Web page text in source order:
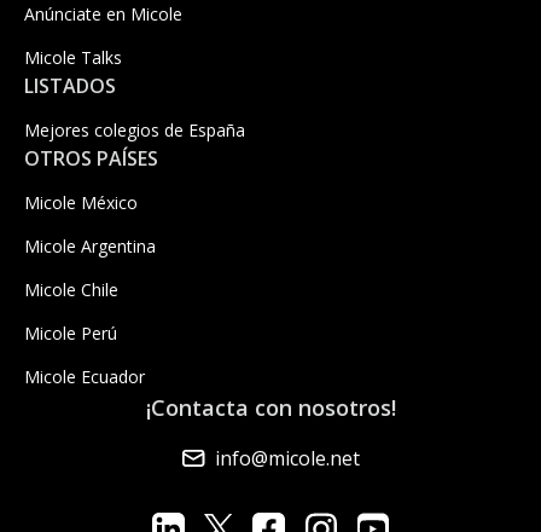
Anúnciate en Micole
Micole Talks
LISTADOS
Mejores colegios de España
OTROS PAÍSES
Micole México
Micole Argentina
Micole Chile
Micole Perú
Micole Ecuador
¡Contacta con nosotros!
info@micole.net